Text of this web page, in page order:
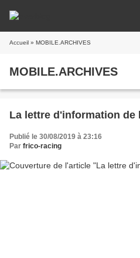
Accueil » MOBILE.ARCHIVES
MOBILE.ARCHIVES
La lettre d'information de
Publié le 30/08/2019 à 23:16
Par frico-racing